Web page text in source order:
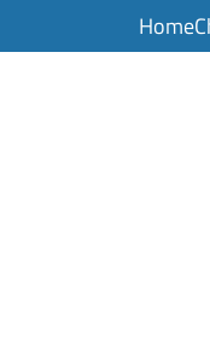
Home